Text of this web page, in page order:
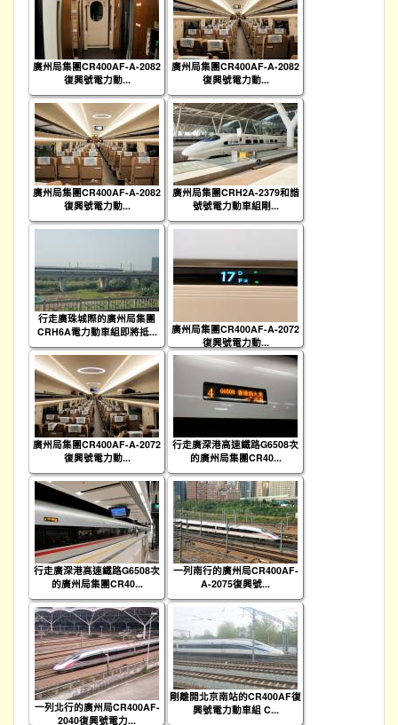
廣州局集團CR400AF-A-2082
復興號電力動...
廣州局集團CR400AF-A-2082
復興號電力動...
廣州局集團CR400AF-A-2082
復興號電力動...
廣州局集團CRH2A-2379和諧
號號電力動車組剛...
行走廣珠城際的廣州局集團
CRH6A電力動車組即將抵...
廣州局集團CR400AF-A-2072
復興號電力動...
廣州局集團CR400AF-A-2072
復興號電力動...
行走廣深港高速鐵路G6508次
的廣州局集團CR40...
行走廣深港高速鐵路G6508次
的廣州局集團CR40...
一列南行的廣州局CR400AF-
A-2075復興號...
一列北行的廣州局CR400AF-
2040復興號電力...
剛離開北京南站的CR400AF復
興號電力動車組 C...